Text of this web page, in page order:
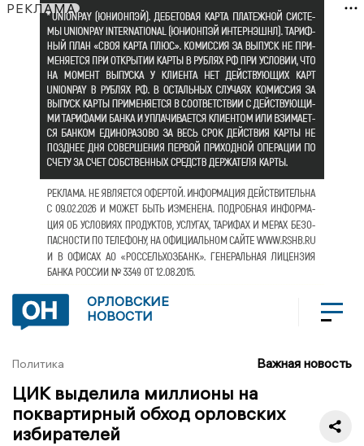
РЕКЛАМА
ОРЛОВСКИЕ
НОВОСТИ
Политика Важная новость
ЦИК выделила миллионы на
поквартирный обход орловских
избирателей